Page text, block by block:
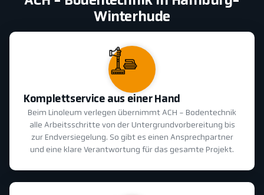
Winterhude
Komplettservice aus einer Hand
Beim Linoleum verlegen übernimmt ACH - Bodentechnik
alle Arbeitsschritte von der Untergrundvorbereitung bis
zur Endversiegelung. So gibt es einen Ansprechpartner
und eine klare Verantwortung für das gesamte Projekt.